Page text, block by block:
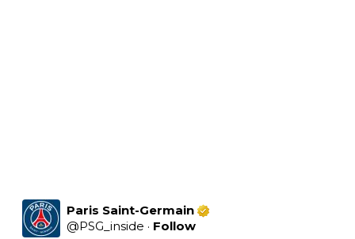
Paris Saint-Germain
@PSG_inside · Follow